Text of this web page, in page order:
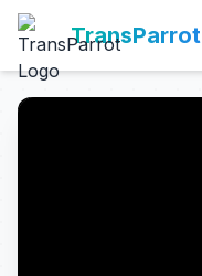
TransParrot